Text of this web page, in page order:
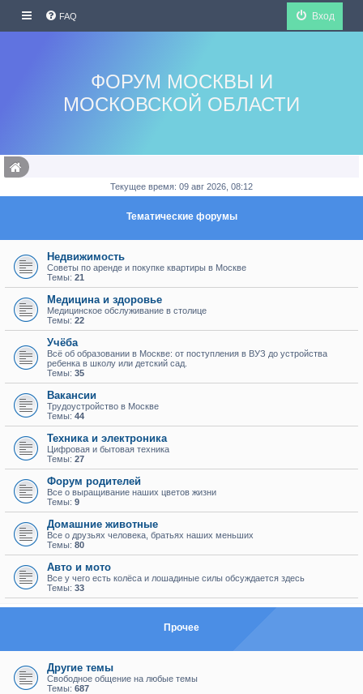
FAQ Вход
ФОРУМ МОСКВЫ И
МОСКОВСКОЙ ОБЛАСТИ
Текущее время: 09 авг 2026, 08:12
Тематические форумы
Недвижимость
Советы по аренде и покупке квартиры в Москве
Темы: 21
Медицина и здоровье
Медицинское обслуживание в столице
Темы: 22
Учёба
Всё об образовании в Москве: от поступления в ВУЗ до устройства
ребенка в школу или детский сад.
Темы: 35
Вакансии
Трудоустройство в Москве
Темы: 44
Техника и электроника
Цифровая и бытовая техника
Темы: 27
Форум родителей
Все о выращивание наших цветов жизни
Темы: 9
Домашние животные
Все о друзьях человека, братьях наших меньших
Темы: 80
Авто и мото
Все у чего есть колёса и лошадиные силы обсуждается здесь
Темы: 33
Прочее
Другие темы
Свободное общение на любые темы
Темы: 687